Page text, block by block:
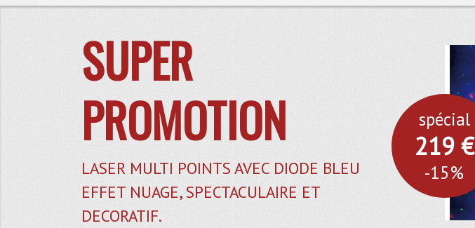
SUPER
PROMOTION
LASER MULTI POINTS AVEC DIODE BLEU
EFFET NUAGE, SPECTACULAIRE ET
DECORATIF.
spécial
219 €
-15%
Pack PROMOTION
PACK: 2 MINI-LYRES WASH AVEC SON
FLIGHT-CASE POUR LES 2 LYRES.
Acheter maintenant! VOIR PLUS
spécial
369 €
-32%